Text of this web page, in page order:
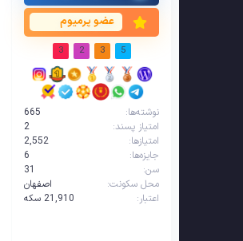
عضو پرمیوم
5
3
2
3
نوشته‌ها
665
امتیاز پسند
2
امتیازها
2,552
جایزه‌ها
6
سن
31
محل سکونت
اصفهان
اعتبار
21,910‌ سکه